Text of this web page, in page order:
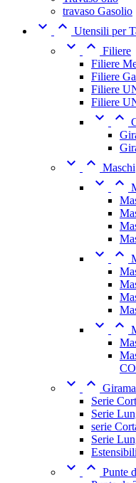
travaso Gasolio
  Utensili per
  Filiere
Filiere
Filiere
Filiere
Filiere
 
  Maschi
 
 
 
 
Serie
Serie
serie
Serie
Estensibili
  Punte